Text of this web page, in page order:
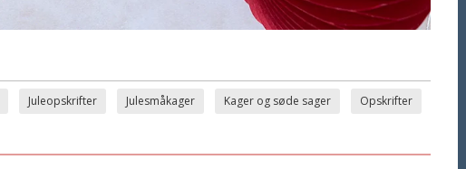
Juleopskrifter Julesmåkager Kager og søde sager Opskrifter